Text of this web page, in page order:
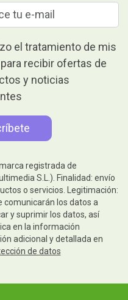
el tratamiento de mis
recibir ofertas de
y noticias
registrada de
S.L.). Finalidad: envío
o servicios. Legitimación:
comunicarán los datos a
y suprimir los datos, así
en la información
adicional y detallada en
de datos